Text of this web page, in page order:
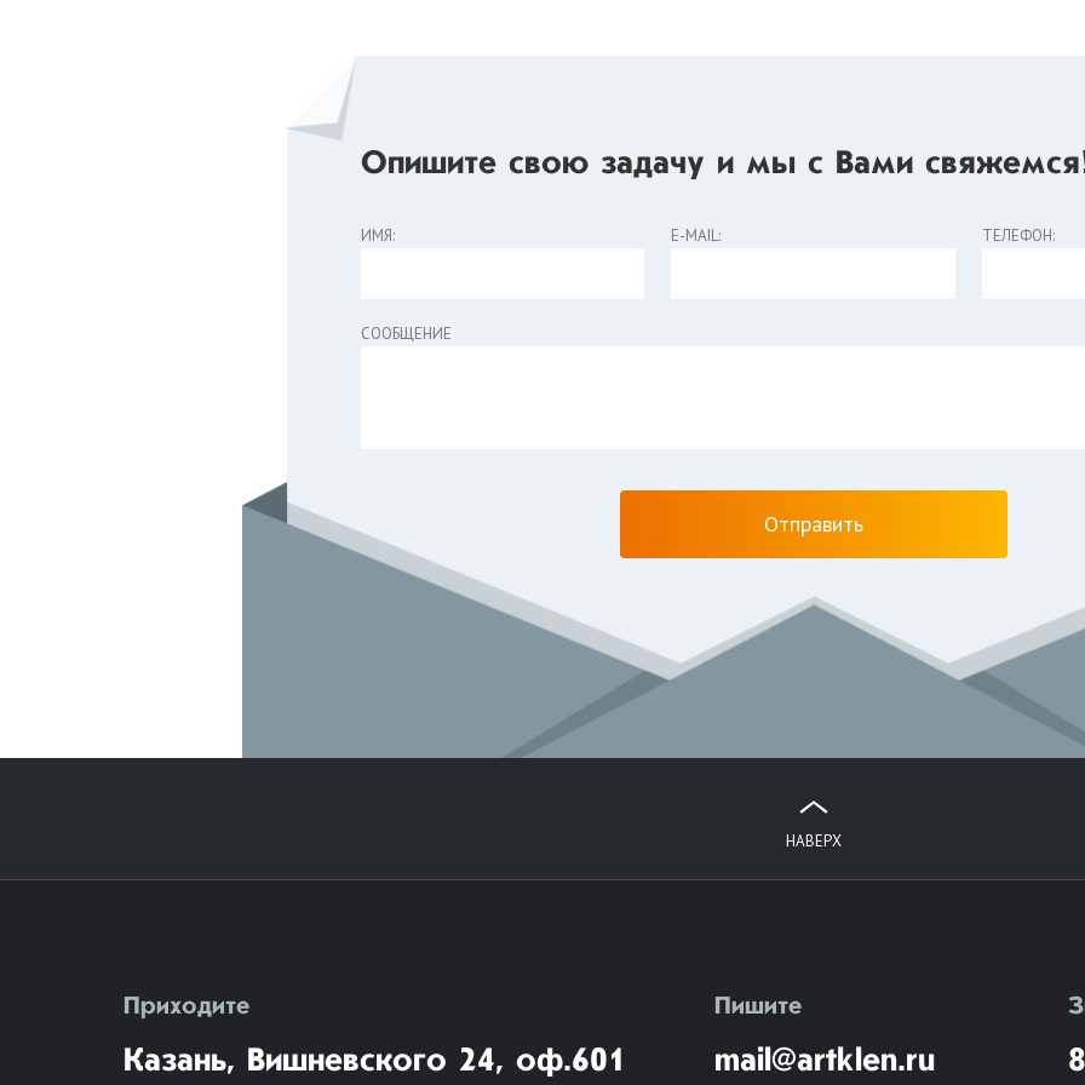
Опишите свою задачу и мы с Вами
ИМЯ: E-MAIL: ТЕЛЕФОН:
СООБЩЕНИЕ
НАВЕРХ
Приходите
Казань, Вишневского 24, оф.601
Пишите
mail@artklen.ru